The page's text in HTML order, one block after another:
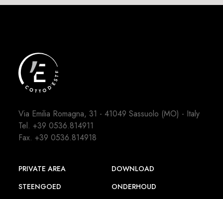
Via Emilia Romagna, 31 - 41049 Sassuolo (MO) - Italy
Tel.+39 0536.814911
Fax. +39 0536.814918
PRIVATE AREA
DOWNLOAD
STEENGOED
ONDERHOUD